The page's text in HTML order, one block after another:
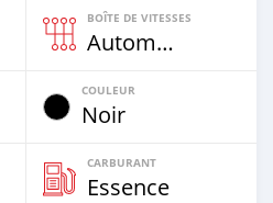
BOÎTE DE VITESSES
Automatique
COULEUR
Noir
CARBURANT
Essence